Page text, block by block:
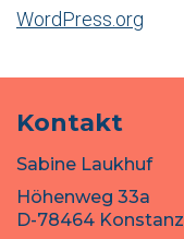
WordPress.org
Kontakt
Sabine Laukhuf
Höhenweg 33a
D-78464 Konstanz